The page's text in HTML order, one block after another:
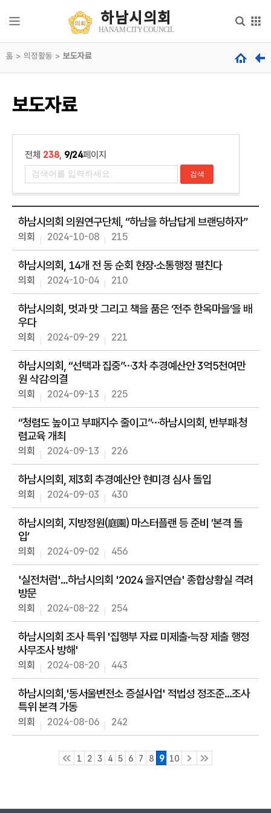
시
city
council
의
능
원
의
정
활
동
의
안
정
보
회
의
록
인
터
넷
방
송
열
린
광
장
하남시의회
HANAM CITY COUNCIL
홈 > 의정활동 > 보도자료
보도자료
전체 238, 9/24페이지
하남시의회 의원연구단체, “하남을 하남답게 브랜딩하자”
의회 2024-10-08 215
하남시의회, 14개 전 동 순회 현장·소통행정 펼친다
의회 2024-10-04 210
하남시의회, 멋과 맛 그리고 책을 품은 ‘전주 한옥마을’을 배
우다
의회 2024-09-29 221
하남시의회, “선택과 집중”…3차 추경예산안 3억5천여만
원 삭감‧의결
의회 2024-09-13 225
“청렴도 높이고 부패지수 줄이고”…하남시의회, 반부패‧청
렴교육 개최
의회 2024-09-13 226
하남시의회, 제3회 추경예산안 현미경 심사 돌입
의회 2024-09-03 430
하남시의회, 지방정원(庭園) 마스터플랜 등 준비 ’본격 돌
입’
의회 2024-09-02 456
'실전처럼'...하남시의회 '2024 을지연습' 종합상황실 격려
방문
의회 2024-08-22 254
하남시의회 조사 특위 '집행부 자료 미제출·늑장 제출 행정
사무조사 방해'
의회 2024-08-20 443
하남시의회,'동서울변전소 증설사업' 적법성 정조준...조사
특위 본격 가동
의회 2024-08-06 242
1 2 3 4 5 6 7 8 9 10